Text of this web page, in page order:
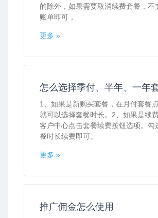
的除外，如果需要取消续费套餐，不
账单即可，
更多 »
怎么选择季付、半年、一年
1、如果是新购买套餐，在月付套餐
就可以选择套餐时长。2、如果是续
客户中心点击套餐续费按钮选项。勾
餐时长续费即可。
更多 »
推广佣金怎么使用